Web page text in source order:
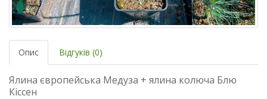
Опис Відгуків (0)
Ялина європейська Медуза + ялина колюча Блю
Кіссен